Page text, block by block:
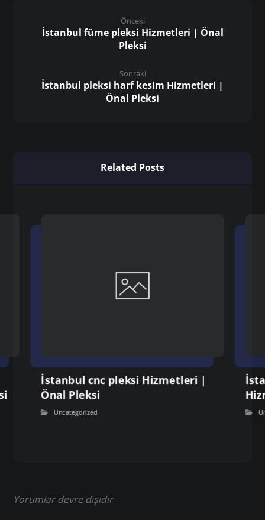
Önceki
İstanbul füme pleksi Hizmetleri | Önal
Pleksi
Sonraki
İstanbul pleksi harf kesim Hizmetleri |
Önal Pleksi
Related Posts
İstanbul cnc pleksi Hizmetleri |
Önal Pleksi
Uncategorized
Yorumlar devre dışıdır